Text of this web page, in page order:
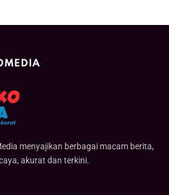
menyajikan berbagai macam berita,
akurat dan terkini.